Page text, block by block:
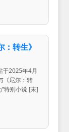
转生》
于2025年4月
《尼尔：转
特别小说 [未]